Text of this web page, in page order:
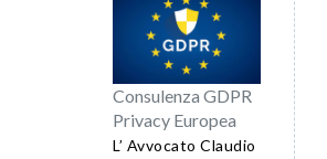
Consulenza GDPR
Privacy Europea
L’ Avvocato Claudio